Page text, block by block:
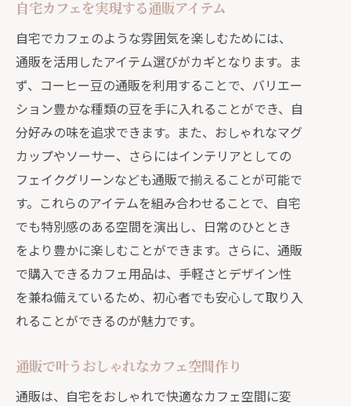
自宅カフェを実現する通販アイテム
自宅でカフェのような雰囲気を楽しむためには、
通販を活用したアイテム選びがカギとなります。ま
ず、コーヒー豆の通販を利用することで、バリエー
ション豊かな種類の豆を手に入れることができ、自
分好みの味を追求できます。また、おしゃれなマグ
カップやソーサー、さらにはインテリアとしての
フェイクグリーンなども通販で揃えることが可能で
す。これらのアイテムを組み合わせることで、自宅
でも特別感のある空間を演出し、日常のひととき
をより豊かに楽しむことができます。さらに、通販
で購入できるカフェ用品は、手軽さとデザイン性
を兼ね備えているため、初心者でも安心して取り入
れることができるのが魅力です。
通販で叶うおしゃれなカフェ空間作り
通販は、自宅をおしゃれで快適なカフェ空間に変